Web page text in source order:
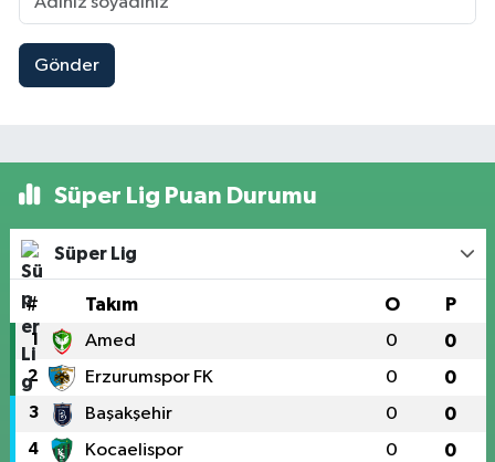
Gönder
Süper Lig Puan Durumu
Süper Lig
# Takım O P
1 Amed 0 0
2 Erzurumspor FK 0 0
3 Başakşehir 0 0
4 Kocaelispor 0 0